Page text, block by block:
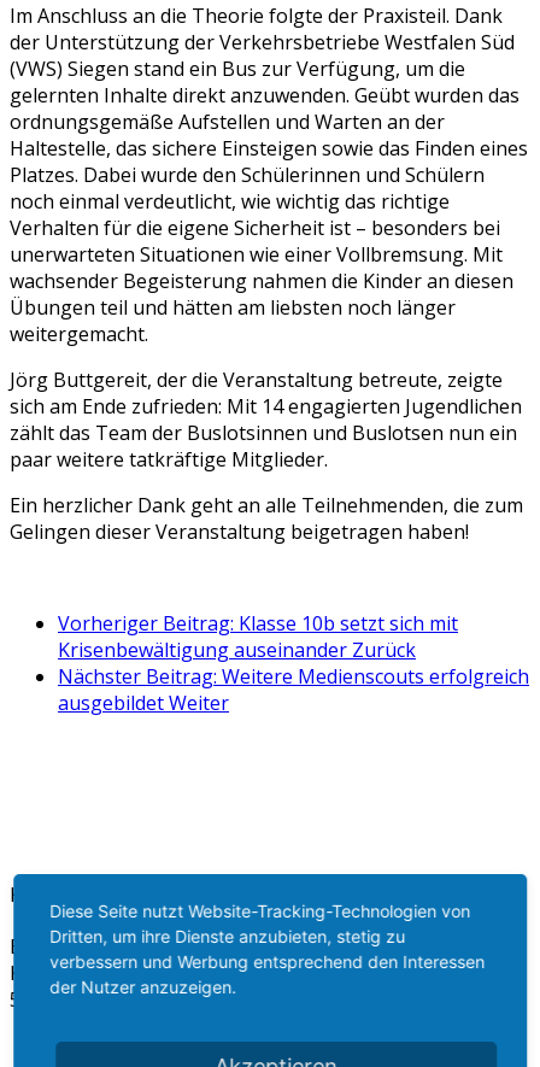
Im Anschluss an die Theorie folgte der Praxisteil. Dank
der Unterstützung der Verkehrsbetriebe Westfalen Süd
(VWS) Siegen stand ein Bus zur Verfügung, um die
gelernten Inhalte direkt anzuwenden. Geübt wurden das
ordnungsgemäße Aufstellen und Warten an der
Haltestelle, das sichere Einsteigen sowie das Finden eines
Platzes. Dabei wurde den Schülerinnen und Schülern
noch einmal verdeutlicht, wie wichtig das richtige
Verhalten für die eigene Sicherheit ist – besonders bei
unerwarteten Situationen wie einer Vollbremsung. Mit
wachsender Begeisterung nahmen die Kinder an diesen
Übungen teil und hätten am liebsten noch länger
weitergemacht.
Jörg Buttgereit, der die Veranstaltung betreute, zeigte
sich am Ende zufrieden: Mit 14 engagierten Jugendlichen
zählt das Team der Buslotsinnen und Buslotsen nun ein
paar weitere tatkräftige Mitglieder.
Ein herzlicher Dank geht an alle Teilnehmenden, die zum
Gelingen dieser Veranstaltung beigetragen haben!
Vorheriger Beitrag: Klasse 10b setzt sich mit
Krisenbewältigung auseinander Zurück
Nächster Beitrag: Weitere Medienscouts erfolgreich
ausgebildetWeiter
Kontakt
Bigge-Lenne Gesamtschule
Kopernikusstr. 22 - 24
57413 Finnentrop
dummy+49 27 21 60 599 100
Diese Seite nutzt Website-Tracking-Technologien von
Dritten, um ihre Dienste anzubieten, stetig zu
verbessern und Werbung entsprechend den Interessen
der Nutzer anzuzeigen.